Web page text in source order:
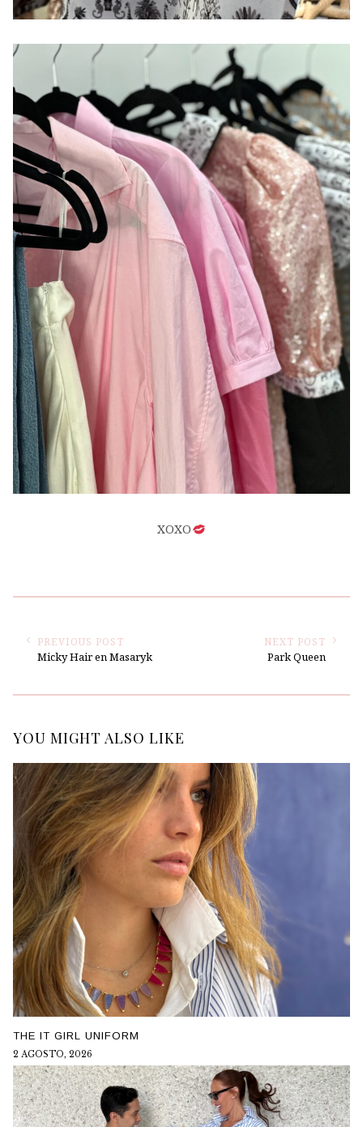
XOXO
PREVIOUS POST
Micky Hair en Masaryk
NEXT POST
Park Queen
YOU MIGHT ALSO LIKE
THE IT GIRL UNIFORM
2 AGOSTO, 2026